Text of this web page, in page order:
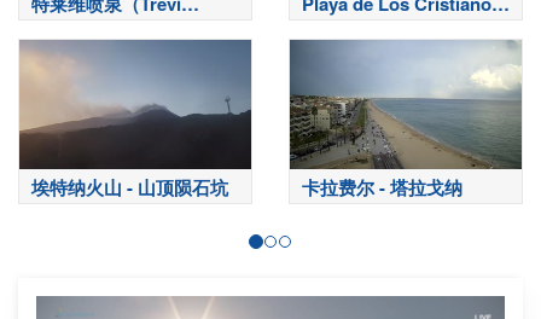
Fountain）-罗马
特内里费岛
埃特纳火山 - 山顶陨石坑 卡拉费尔 - 塔拉戈纳